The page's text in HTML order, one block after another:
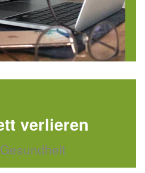
verlieren